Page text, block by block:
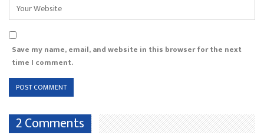
Save my name, email, and website in this browser for the next
time I comment.
2 Comments